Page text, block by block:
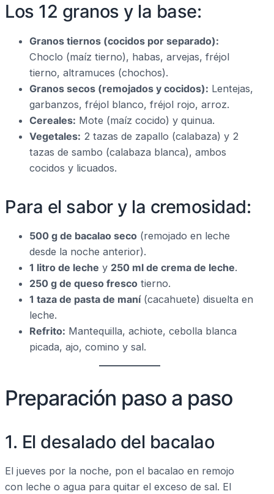
Los 12 granos y la base:
Granos tiernos (cocidos por separado):
Choclo (maíz tierno), habas, arvejas, fréjol
tierno, altramuces (chochos).
Granos secos (remojados y cocidos): Lentejas,
garbanzos, fréjol blanco, fréjol rojo, arroz.
Cereales: Mote (maíz cocido) y quinua.
Vegetales: 2 tazas de zapallo (calabaza) y 2
tazas de sambo (calabaza blanca), ambos
cocidos y licuados.
Para el sabor y la cremosidad:
500 g de bacalao seco (remojado en leche
desde la noche anterior).
1 litro de leche y 250 ml de crema de leche.
250 g de queso fresco tierno.
1 taza de pasta de maní(cacahuete) disuelta en
leche.
Refrito: Mantequilla, achiote, cebolla blanca
picada, ajo, comino y sal.
Preparación paso a paso
1. El desalado del bacalao
El jueves por la noche, pon el bacalao en remojo
con leche o agua para quitar el exceso de sal. El